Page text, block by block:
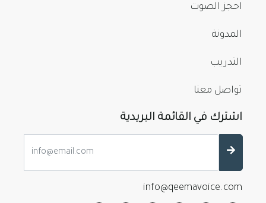
احجز الصوت
المدونة
التدريب
تواصل معنا
اشترك في القائمة البريدية
info@qeemavoice.com